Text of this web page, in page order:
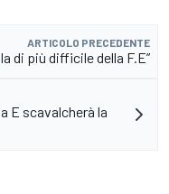
ARTICOLO PRECEDENTE
di più difficile della F.E”
E scavalcherà la